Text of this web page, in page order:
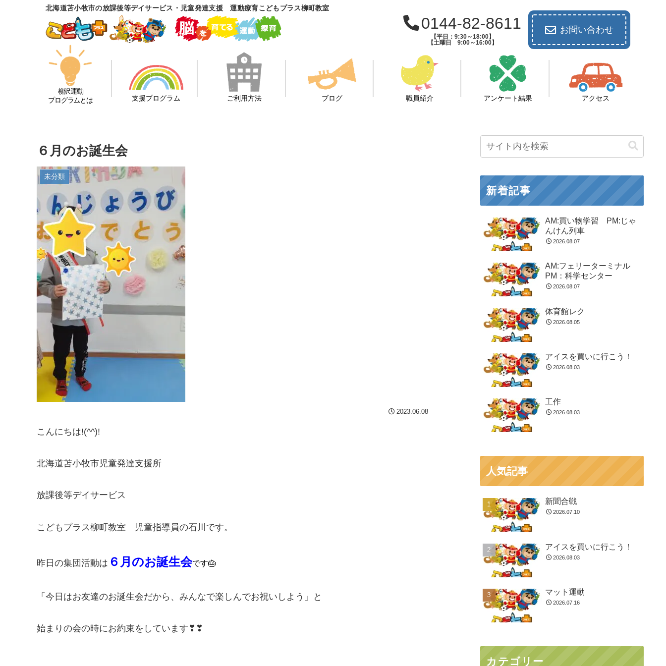
北海道苫小牧市の放課後等デイサービス・児童発達支援 運動療育こどもプラス柳町教室
0144-82-8611
【平日：9:30～18:00】
【土曜日 9:00～16:00】
お問い合わせ
柳沢運動
プログラムとは
支援プログラム ご利用方法 ブログ 職員紹介 アンケート結果 アクセス
６月のお誕生会
未分類
2023.06.08
こんにちは!(^^)!
北海道苫小牧市児童発達支援所
放課後等デイサービス
こどもプラス柳町教室 児童指導員の石川です。
昨日の集団活動は ６月のお誕生会です🎂
「今日はお友達のお誕生会だから、みんなで楽しんでお祝いしよう」と
始まりの会の時にお約束をしています❣❣
新着記事
AM:買い物学習 PM:じゃ
んけん列車
2026.08.07
AM:フェリーターミナル
PM：科学センター
2026.08.07
体育館レク
2026.08.05
アイスを買いに行こう！
2026.08.03
工作
2026.08.03
人気記事
新聞合戦
2026.07.10
アイスを買いに行こう！
2026.08.03
マット運動
2026.07.16
カテゴリー